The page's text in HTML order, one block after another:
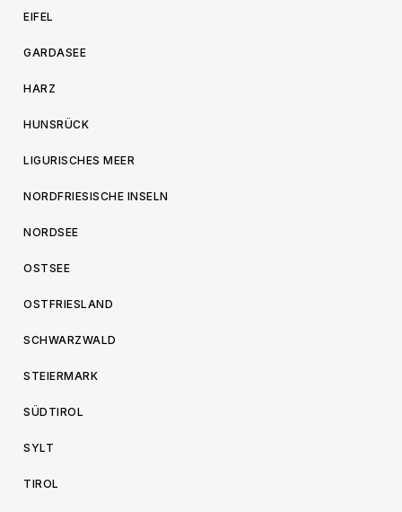
EIFEL
GARDASEE
HARZ
HUNSRÜCK
LIGURISCHES MEER
NORDFRIESISCHE INSELN
NORDSEE
OSTSEE
OSTFRIESLAND
SCHWARZWALD
STEIERMARK
SÜDTIROL
SYLT
TIROL